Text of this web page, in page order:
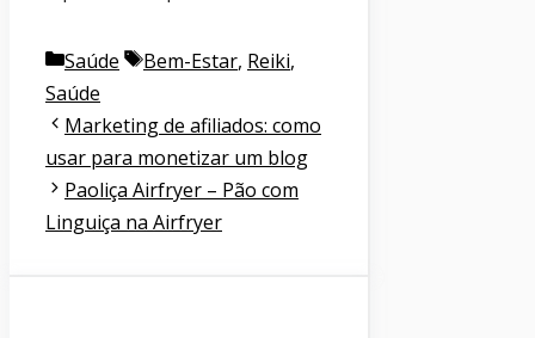
Categorias
Saúde Etiquetas
Bem-Estar, Reiki,
Saúde
Marketing de afiliados: como
usar para monetizar um blog
Paoliça Airfryer – Pão com
Linguiça na Airfryer